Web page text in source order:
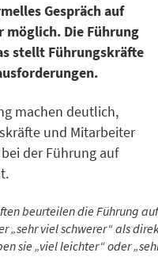
Gespräch auf
möglich. Die Führung
stellt Führungskräfte
machen deutlich,
und Mitarbeiter
der Führung auf
beurteilen die Führung auf
„sehr viel schwerer“ als
sie „viel leichter“ oder